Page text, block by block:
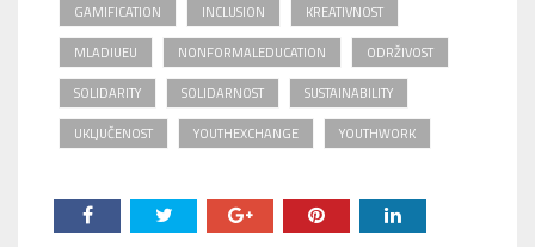
GAMIFICATION INCLUSION KREATIVNOST
MLADIUEU NONFORMALEDUCATION ODRŽIVOST
SOLIDARITY SOLIDARNOST SUSTAINABILITY
UKLJUČENOST YOUTHEXCHANGE YOUTHWORK